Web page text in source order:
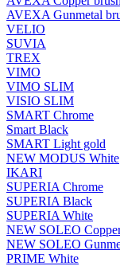
AVEXA Gunmetal
VELIO
SUVIA
TREX
VIMO
VIMO SLIM
VISIO SLIM
SMART Chrome
Smart Black
SMART Light gold
NEW MODUS White
IKARI
SUPERIA Chrome
SUPERIA Black
SUPERIA White
NEW SOLEO
NEW SOLEO
PRIME White